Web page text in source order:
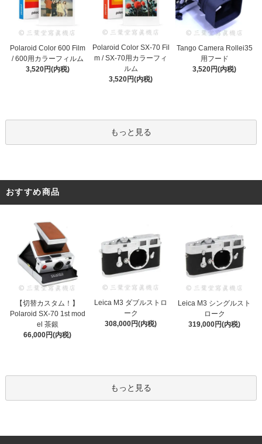
Polaroid Color 600 Film
/ 600用カラーフィルム
3,520円(内税)
Polaroid Color SX-70 Fil
m / SX-70用カラーフィ
ルム
3,520円(内税)
Tango Camera Rollei35
用フード
3,520円(内税)
もっと見る
おすすめ商品
【切替カスタム！】
Polaroid SX-70 1st mod
el 茶銀
66,000円(内税)
Leica M3 ダブルストロ
ーク
308,000円(内税)
Leica M3 シングルスト
ローク
319,000円(内税)
もっと見る